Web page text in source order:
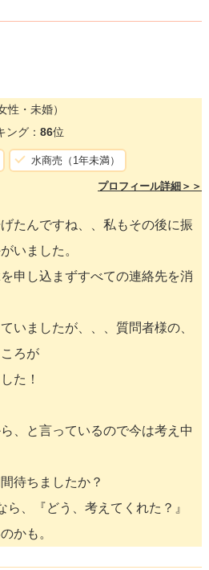
性・未婚）
ング： 86位
水商売（1年未満）
プロフィール詳細＞＞
たんですね、、私もその後に振
いました。
申し込まずすべての連絡先を消
いましたが、、、質問者様の、
ろが
た！
、と言っているので今は考え中
待ちましたか？
、『どう、考えてくれた？』
かも。